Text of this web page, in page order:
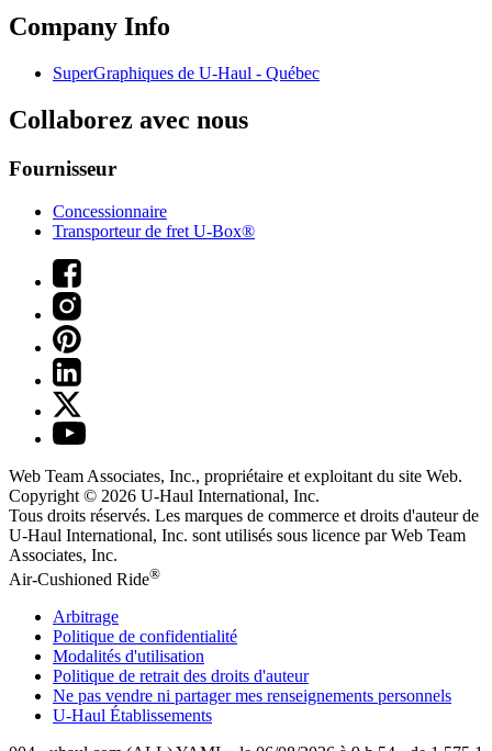
Company Info
SuperGraphiques de U-Haul - Québec
Collaborez avec nous
Fournisseur
Concessionnaire
Transporteur de fret U-Box®
Web Team Associates, Inc., propriétaire et exploitant du site Web.
Copyright © 2026 U-Haul International, Inc.
Tous droits réservés. Les marques de commerce et droits d'auteur de
U-Haul International, Inc. sont utilisés sous licence par Web Team
Associates, Inc.
Air-Cushioned Ride®
Arbitrage
Politique de confidentialité
Modalités d'utilisation
Politique de retrait des droits d'auteur
Ne pas vendre ni partager mes renseignements personnels
U-Haul Établissements